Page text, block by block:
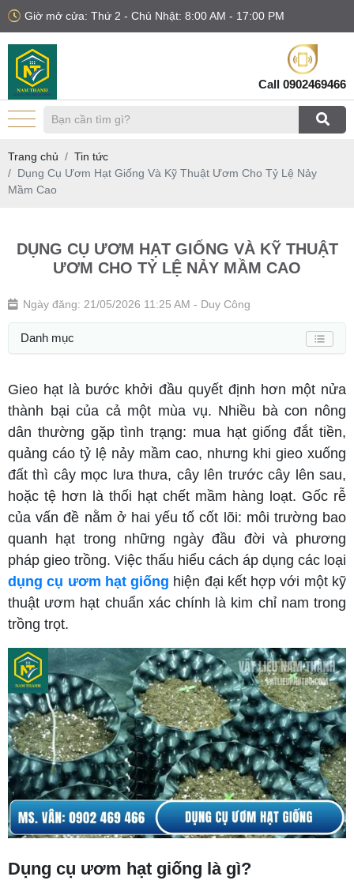
Giờ mở cửa: Thứ 2 - Chủ Nhật: 8:00 AM - 17:00 PM
Call 0902469466
Trang chủ
Tin tức
Dụng Cụ Ươm Hạt Giống Và Kỹ Thuật Ươm Cho Tỷ Lệ Nảy
Mầm Cao
DỤNG CỤ ƯƠM HẠT GIỐNG VÀ KỸ THUẬT
ƯƠM CHO TỶ LỆ NẢY MẦM CAO
Ngày đăng: 21/05/2026 11:25 AM - Duy Công
Danh mục
Gieo hạt là bước khởi đầu quyết định hơn một nửa
thành bại của cả một mùa vụ. Nhiều bà con nông
dân thường gặp tình trạng: mua hạt giống đắt tiền,
quảng cáo tỷ lệ nảy mầm cao, nhưng khi gieo xuống
đất thì cây mọc lưa thưa, cây lên trước cây lên sau,
hoặc tệ hơn là thối hạt chết mầm hàng loạt. Gốc rễ
của vấn đề nằm ở hai yếu tố cốt lõi: môi trường bao
quanh hạt trong những ngày đầu đời và phương
pháp gieo trồng. Việc thấu hiểu cách áp dụng các loại
dụng cụ ươm hạt giống hiện đại kết hợp với một kỹ
thuật ươm hạt chuẩn xác chính là kim chỉ nam trong
trồng trọt.
Dụng cụ ươm hạt giống là gì?